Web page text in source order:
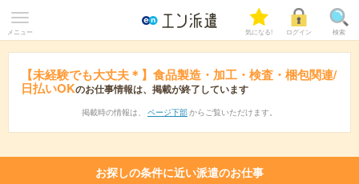
メニュー 気になる! ログイン 検索
【未経験でも大丈夫＊】食品製造・加工・検査・梱包関連/
日払いOKのお仕事情報は、掲載が終了しています
掲載時の情報は、 ページ下部 からご覧いただけます。
お探しの条件に近い派遣のお仕事